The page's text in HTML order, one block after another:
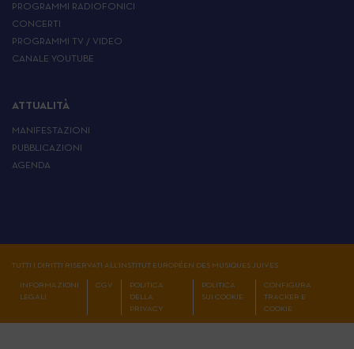
PROGRAMMI RADIOFONICI
CONCERTI
PROGRAMMI TV / VIDEO
CANALE YOUTUBE
ATTUALITÀ
MANIFESTAZIONI
PUBBLICAZIONI
AGENDA
TUTTI I DIRITTI RISERVATI ALL'INSTITUT EUROPÉEN DES MUSIQUES JUIVES
INFORMAZIONI
LEGALI
CGV
POLITICA
DELLA
PRIVACY
POLITICA
SUI COOKIE
CONFIGURA
TRACKER E
COOKIE